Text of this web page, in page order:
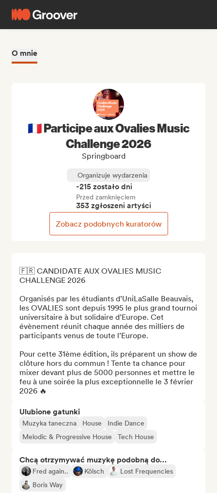
O mnie
🇫🇷 CANDIDATE AUX OVALIES MUSIC
CHALLENGE 2026
Organisés par les étudiants d’UniLaSalle Beauvais,
les OVALIES sont depuis 1995 le plus grand tournoi
universitaire à but solidaire d’Europe. Cet
évènement réunit chaque année des milliers de
participants venus de toute l’Europe.
Pour cette 31ème édition, ils préparent un show de
clôture hors du commun ! Tente ta chance pour
mixer devant plus de 5000 personnes et mettre le
feu à une soirée la plus exceptionnelle le 3 février
2026 🔥
Ulubione gatunki
Muzyka taneczna House
Indie Dance
Melodic & Progressive House
Tech House
Chcą otrzymywać muzykę podobną do…
Fred again.. Kölsch
Lost Frequencies
Boris Way
🇫🇷 Participe aux Ovalies Music
Challenge 2026
Springboard
Organizuje wydarzenia
-215 zostało dni
Przed zamknięciem
353 zgłoszeni artyści
Zobacz podobnych kuratorów